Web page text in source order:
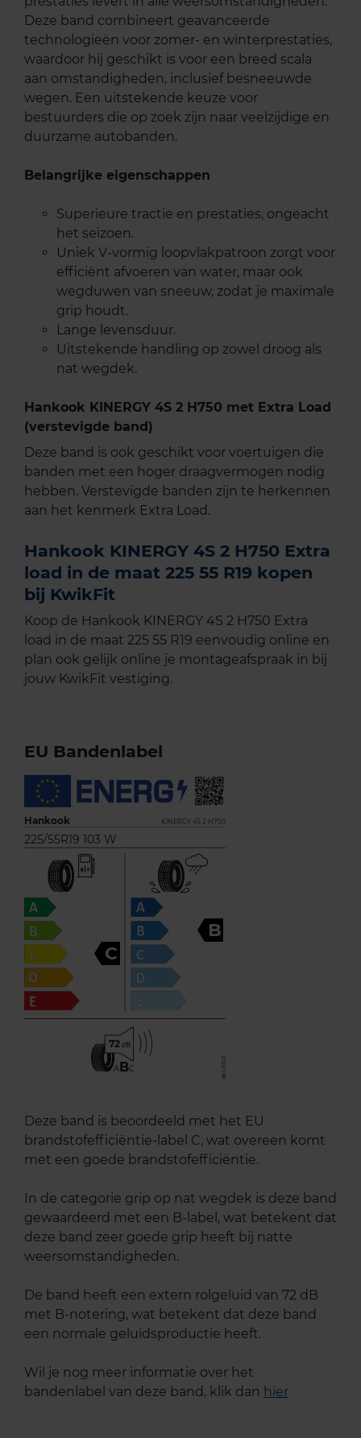
Deze band combineert geavanceerde
technologieën voor zomer- en winterprestaties,
waardoor hij geschikt is voor een breed scala
aan omstandigheden, inclusief besneeuwde
wegen. Een uitstekende keuze voor
bestuurders die op zoek zijn naar veelzijdige en
duurzame autobanden.
Belangrijke eigenschappen
Superieure tractie en prestaties, ongeacht
het seizoen.
Uniek V-vormig loopvlakpatroon zorgt voor
efficiënt afvoeren van water, maar ook
wegduwen van sneeuw, zodat je maximale
grip houdt.
Lange levensduur.
Uitstekende handling op zowel droog als
nat wegdek.
Hankook KINERGY 4S 2 H750 met Extra Load
(verstevigde band)
Deze band is ook geschikt voor voertuigen die
banden met een hoger draagvermogen nodig
hebben. Verstevigde banden zijn te herkennen
aan het kenmerk Extra Load.
Hankook KINERGY 4S 2 H750 Extra
load in de maat 225 55 R19 kopen
bij KwikFit
Koop de Hankook KINERGY 4S 2 H750 Extra
load in de maat 225 55 R19 eenvoudig online en
plan ook gelijk online je montageafspraak in bij
jouw KwikFit vestiging.
EU Bandenlabel
Hankook KINERGY 4S 2 H750
225/55R19 103 W
C
B
72
ABC
Deze band is beoordeeld met het EU
brandstofefficiëntie-label C, wat overeen komt
met een goede brandstofefficiëntie.
In de categorie grip op nat wegdek is deze band
gewaardeerd met een B-label, wat betekent dat
deze band zeer goede grip heeft bij natte
weersomstandigheden.
De band heeft een extern rolgeluid van 72 dB
met B-notering, wat betekent dat deze band
een normale geluidsproductie heeft.
Wil je nog meer informatie over het
bandenlabel van deze band, klik dan hier